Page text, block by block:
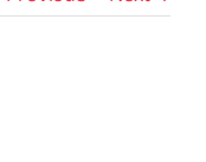
En Evoluties